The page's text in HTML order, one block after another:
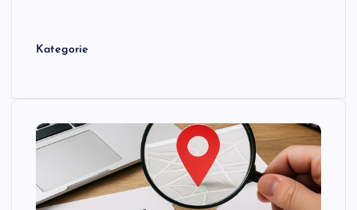
Kategorie